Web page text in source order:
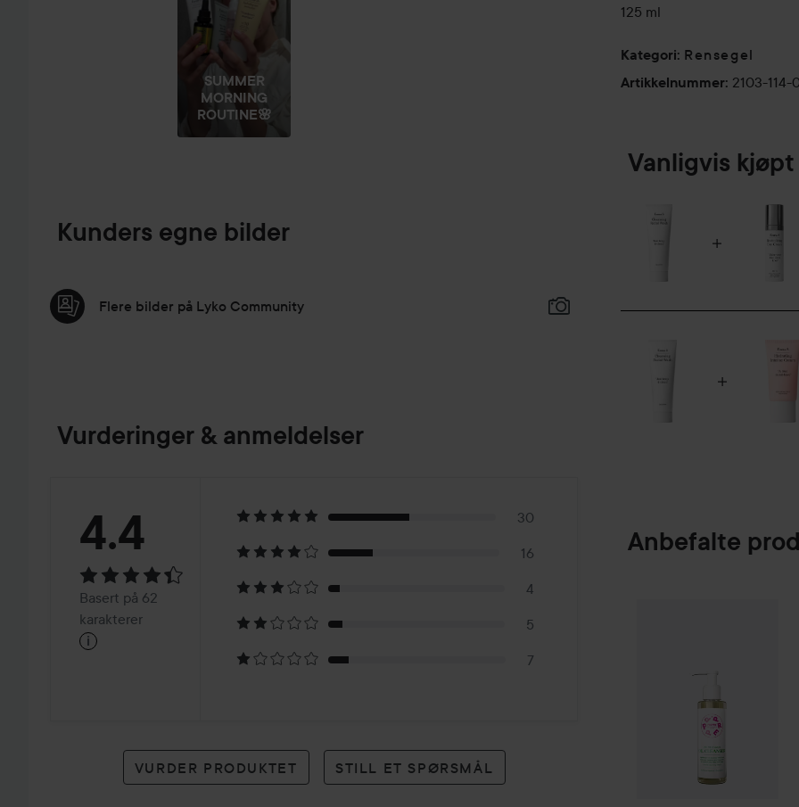
SUMMER
MORNING
ROUTINE🌸
Kunders egne bilder
Flere bilder på Lyko Community
Vurderinger & anmeldelser
Vurdering:
4.4Basert
på
karakterer
4.4
Basert på 62
karakterer
i
30
16
4
5
7
VURDER PRODUKTET STILL ET SPØRSMÅL
125 ml
Kategori: Rensegel
Artikkelnummer: 2103-114-
Vanligvis kjøpt
Anbefalte